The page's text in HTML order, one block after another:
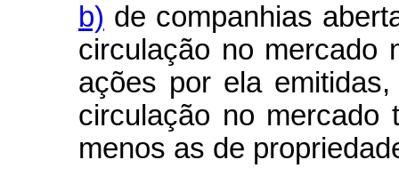
b) de companhias
circulação no mercado
ações por ela
circulação no mercado
menos as de